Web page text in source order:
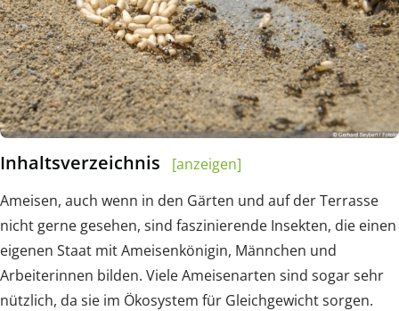
Inhaltsverzeichnis
[anzeigen]
Ameisen, auch wenn in den Gärten und auf der Terrasse
nicht gerne gesehen, sind faszinierende Insekten, die einen
eigenen Staat mit Ameisenkönigin, Männchen und
Arbeiterinnen bilden. Viele Ameisenarten sind sogar sehr
nützlich, da sie im Ökosystem für Gleichgewicht sorgen.